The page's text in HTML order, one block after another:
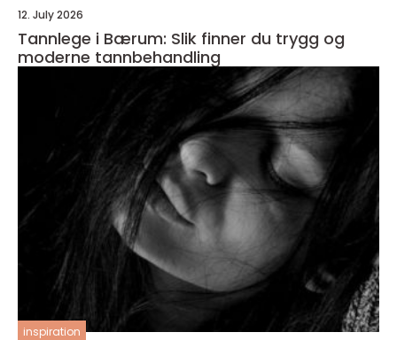
12. July 2026
Tannlege i Bærum: Slik finner du trygg og
moderne tannbehandling
inspiration